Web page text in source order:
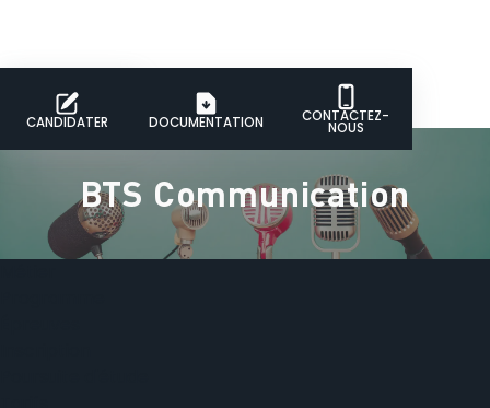
CANDIDATER DOCUMENTATION CONTACTEZ-
NOUS
BTS Communication